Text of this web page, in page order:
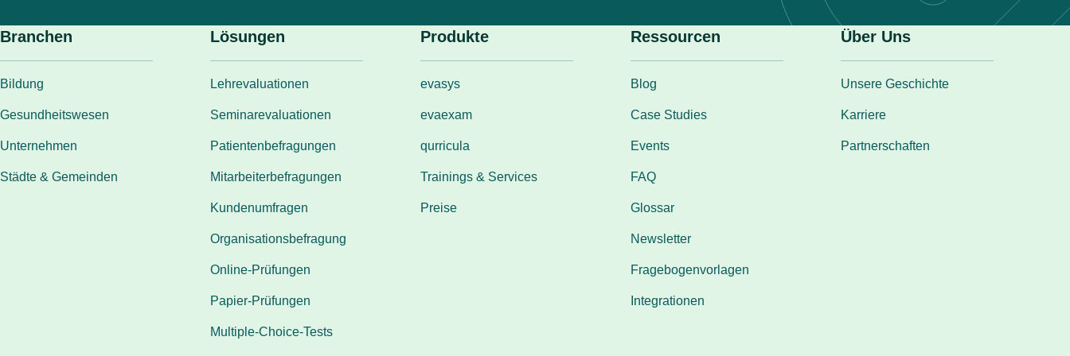
Branchen
Bildung
Gesundheitswesen
Unternehmen
Städte & Gemeinden
Lösungen
Lehrevaluationen
Seminarevaluationen
Patientenbefragungen
Mitarbeiterbefragungen
Kundenumfragen
Organisationsbefragung
Online-Prüfungen
Papier-Prüfungen
Multiple-Choice-Tests
Produkte
evasys
evaexam
qurricula
Trainings & Services
Preise
Ressourcen
Blog
Case Studies
Events
FAQ
Glossar
Newsletter
Fragebogenvorlagen
Integrationen
Über Uns
Unsere Geschichte
Karriere
Partnerschaften